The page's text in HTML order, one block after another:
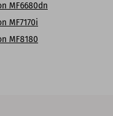
MF6680dn
MF7170i
MF8180